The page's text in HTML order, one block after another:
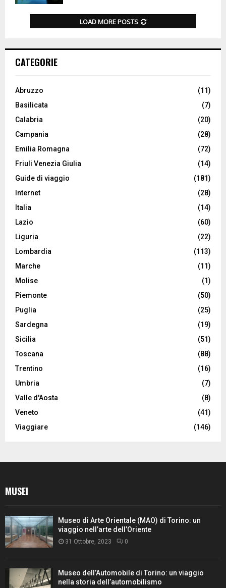
LOAD MORE POSTS
CATEGORIE
Abruzzo
(11)
Basilicata
(7)
Calabria
(20)
Campania
(28)
Emilia Romagna
(72)
Friuli Venezia Giulia
(14)
Guide di viaggio
(181)
Internet
(28)
Italia
(14)
Lazio
(60)
Liguria
(22)
Lombardia
(113)
Marche
(11)
Molise
(1)
Piemonte
(50)
Puglia
(25)
Sardegna
(19)
Sicilia
(51)
Toscana
(88)
Trentino
(16)
Umbria
(7)
Valle d'Aosta
(8)
Veneto
(41)
Viaggiare
(146)
MUSEI
Museo di Arte Orientale (MAO) di Torino: un
viaggio nell’arte dell’Oriente
31 Ottobre, 2023 0
Museo dell’Automobile di Torino: un viaggio
nella storia dell’automobilismo